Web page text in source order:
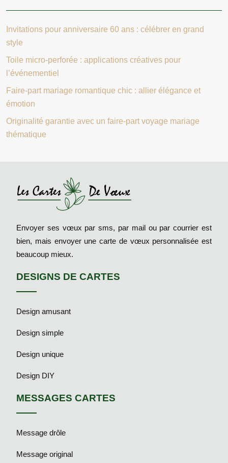
Invitations pour anniversaire 60 ans : célébrer en grand
style
Toile micro-perforée : applications créatives pour
l’événementiel
Faire-part mariage romantique chic : allier élégance et
émotion
Originalité garantie avec un faire-part voyage mariage
thématique
Envoyer ses vœux par sms, par mail ou par courrier est
bien, mais envoyer une carte de vœux personnalisée est
beaucoup mieux.
DESIGNS DE CARTES
Design amusant
Design simple
Design unique
Design DIY
MESSAGES CARTES
Message drôle
Message original